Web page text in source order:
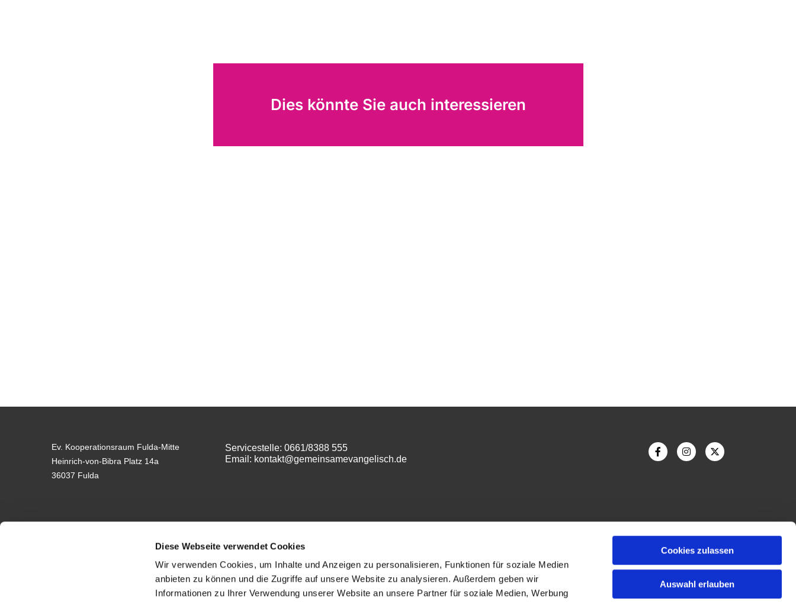
Diese Webseite verwendet Cookies
Wir verwenden Cookies, um Inhalte und Anzeigen zu personalisieren, Funktionen für soziale Medien
anbieten zu können und die Zugriffe auf unsere Website zu analysieren. Außerdem geben wir
Informationen zu Ihrer Verwendung unserer Website an unsere Partner für soziale Medien, Werbung
Cookies zulassen
Auswahl erlauben
Dies könnte Sie auch interessieren
Ev. Kooperationsraum Fulda-Mitte
Heinrich-von-Bibra Platz 14a
36037 Fulda
Servicestelle: 0661/8388 555
Email: kontakt@gemeinsamevangelisch.dem
Datenschutz